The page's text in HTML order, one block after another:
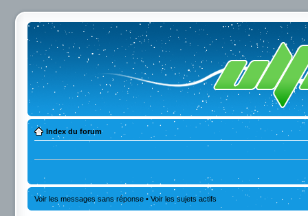
Index du forum
Voir les messages sans réponse • Voir les sujets actifs